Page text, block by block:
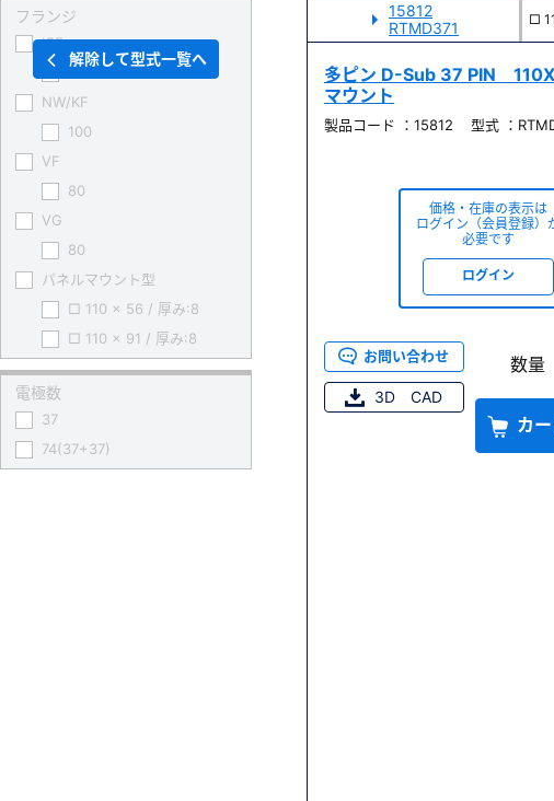
15812
RTMD371
□
多ピン D-Sub 37 PIN
マウント
製品コード ：15812 型式 ：
価格・在庫の表示は
ログイン（会員登録）
必要です
ログイン
お問い合わせ
3D CAD
数量
カ
フランジ
ICF
152
NW/KF
100
VF
80
VG
80
パネルマウント型
□ 110 x 56 / 厚み:8
□ 110 x 91 / 厚み:8
電極数
37
74(37+37)
解除して型式一覧へ